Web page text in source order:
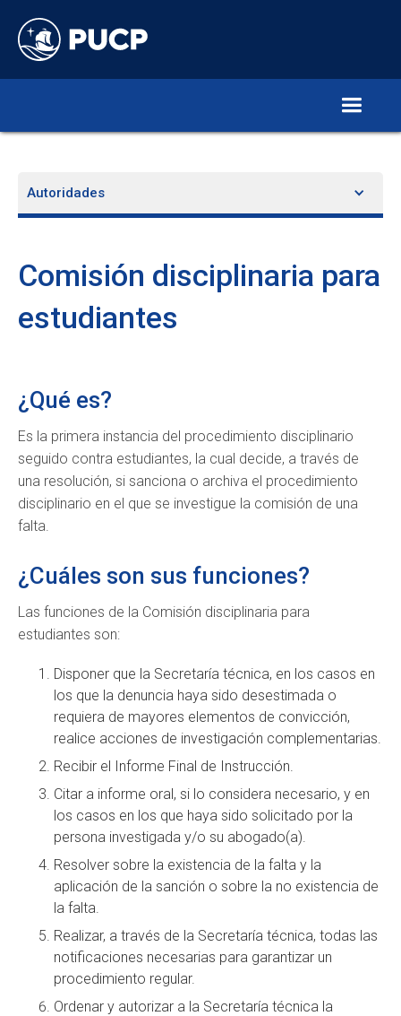
Autoridades
Comisión disciplinaria para
estudiantes
¿Qué es?
Es la primera instancia del procedimiento disciplinario
seguido contra estudiantes, la cual decide, a través de
una resolución, si sanciona o archiva el procedimiento
disciplinario en el que se investigue la comisión de una
falta.
¿Cuáles son sus funciones?
Las funciones de la Comisión disciplinaria para
estudiantes son:
Disponer que la Secretaría técnica, en los casos en
los que la denuncia haya sido desestimada o
requiera de mayores elementos de convicción,
realice acciones de investigación complementarias.
Recibir el Informe Final de Instrucción.
Citar a informe oral, si lo considera necesario, y en
los casos en los que haya sido solicitado por la
persona investigada y/o su abogado(a).
Resolver sobre la existencia de la falta y la
aplicación de la sanción o sobre la no existencia de
la falta.
Realizar, a través de la Secretaría técnica, todas las
notificaciones necesarias para garantizar un
procedimiento regular.
Ordenar y autorizar a la Secretaría técnica la